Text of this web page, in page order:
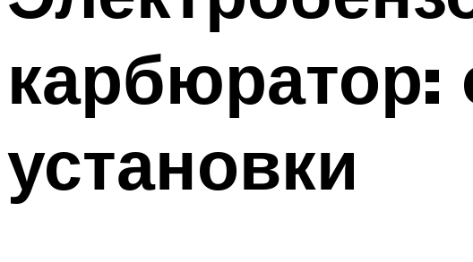
карбюратор:
установки